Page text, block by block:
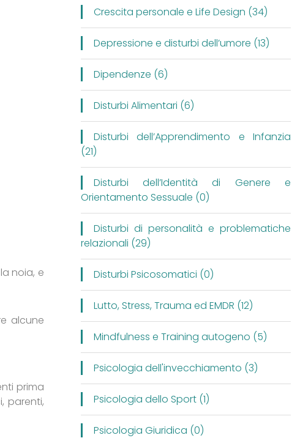
noia, e
alcune
prima
parenti,
Crescita personale e Life Design (34)
Depressione e disturbi dell’umore (13)
Dipendenze (6)
Disturbi Alimentari (6)
Disturbi dell’Apprendimento e Infanzia
(21)
Disturbi dell’Identità di Genere e
Orientamento Sessuale (0)
Disturbi di personalità e problematiche
relazionali (29)
Disturbi Psicosomatici (0)
Lutto, Stress, Trauma ed EMDR (12)
Mindfulness e Training autogeno (5)
Psicologia dell'invecchiamento (3)
Psicologia dello Sport (1)
Psicologia Giuridica (0)